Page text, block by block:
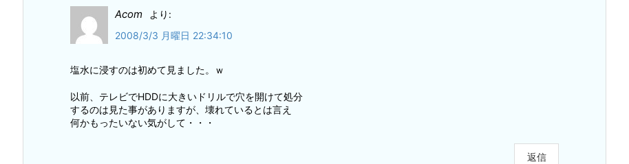
Acom
より:
2008/3/3 月曜日 22:34:10
塩水に浸すのは初めて見ました。ｗ
以前、テレビでHDDに大きいドリルで穴を開けて処分
するのは見た事がありますが、壊れているとは言え
何かもったいない気がして・・・
返信